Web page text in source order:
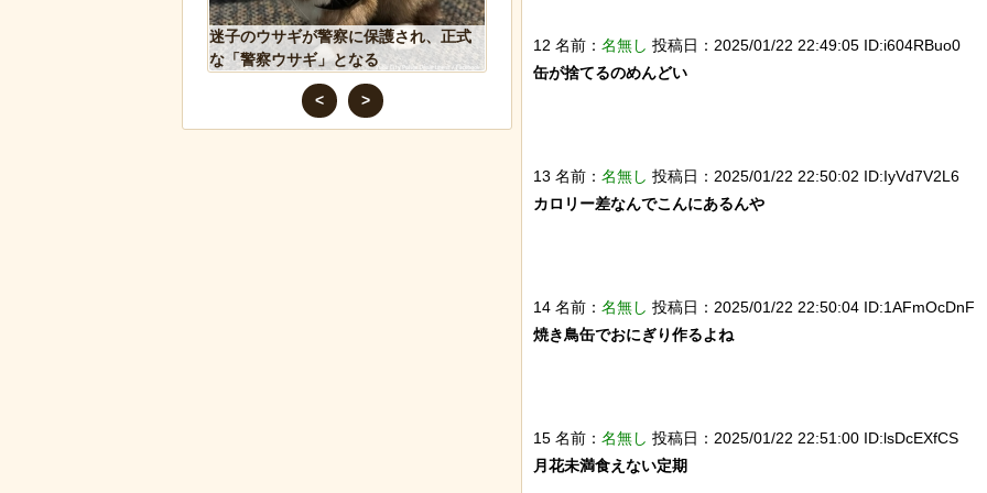
12 名前： 名無し 投稿日：2025/01/22 22:49:05 ID:i604RBuo0
缶が捨てるのめんどい
13 名前： 名無し 投稿日：2025/01/22 22:50:02 ID:IyVd7V2L6
カロリー差なんでこんにあるんや
14 名前： 名無し 投稿日：2025/01/22 22:50:04 ID:1AFmOcDnF
焼き鳥缶でおにぎり作るよね
15 名前： 名無し 投稿日：2025/01/22 22:51:00 ID:lsDcEXfCS
月花未満食えない定期
迷子のウサギが警察に保護され、正式
な「警察ウサギ」となる
【画像】ディズニー『リトル・マーメ
イド』実写版のポスターがヤバイ！地
獄の黙示録みたい
チャットGPTで「デー
<
>